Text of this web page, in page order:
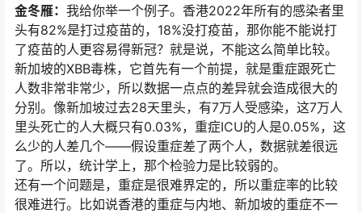
金冬雁： 我给你举一个例子。香港2022年所有的感染者里
头有82%是打过疫苗的，18%没打疫苗，那你能不能说打
了疫苗的人更容易得新冠？就是说，不能这么简单比较。
新加坡的XBB毒株，它首先有一个前提，就是重症跟死亡
人数非常非常少，所以数据一点点的差异就会造成很大的
分别。像新加坡过去28天里头，有7万人受感染，这7万人
里头死亡的人大概只有0.03%，重症ICU的人是0.05%，这
么少的人差几个——假设重症差了两个人，数据就差很远
了。所以，统计学上，那个检验力是比较弱的。
还有一个问题是，重症是很难界定的，所以重症率的比较
很难进行。比如说香港的重症与内地、新加坡的重症不一